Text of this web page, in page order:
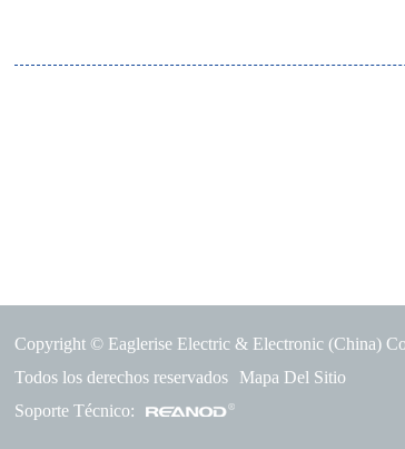
Copyright © Eaglerise Electric & Electronic (China)
Todos los derechos reservados
Mapa Del Sitio
Soporte Técnico: